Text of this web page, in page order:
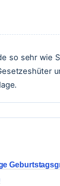
so sehr wie